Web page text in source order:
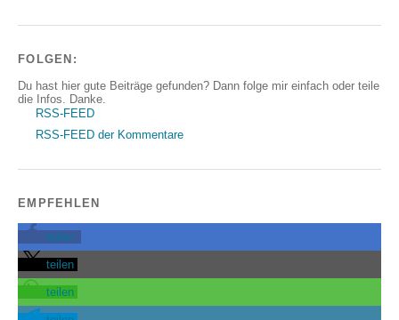
FOLGEN:
Du hast hier gute Beiträge gefunden? Dann folge mir einfach oder teile
die Infos. Danke.
RSS-FEED
RSS-FEED der Kommentare
EMPFEHLEN
teilen
teilen
teilen